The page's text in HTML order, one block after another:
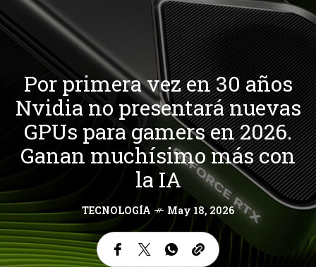
Por primera vez en 30 años
Nvidia no presentará nuevas
GPUs para gamers en 2026.
Ganan muchísimo más con
la IA
TECNOLOGÍA May 18, 2026